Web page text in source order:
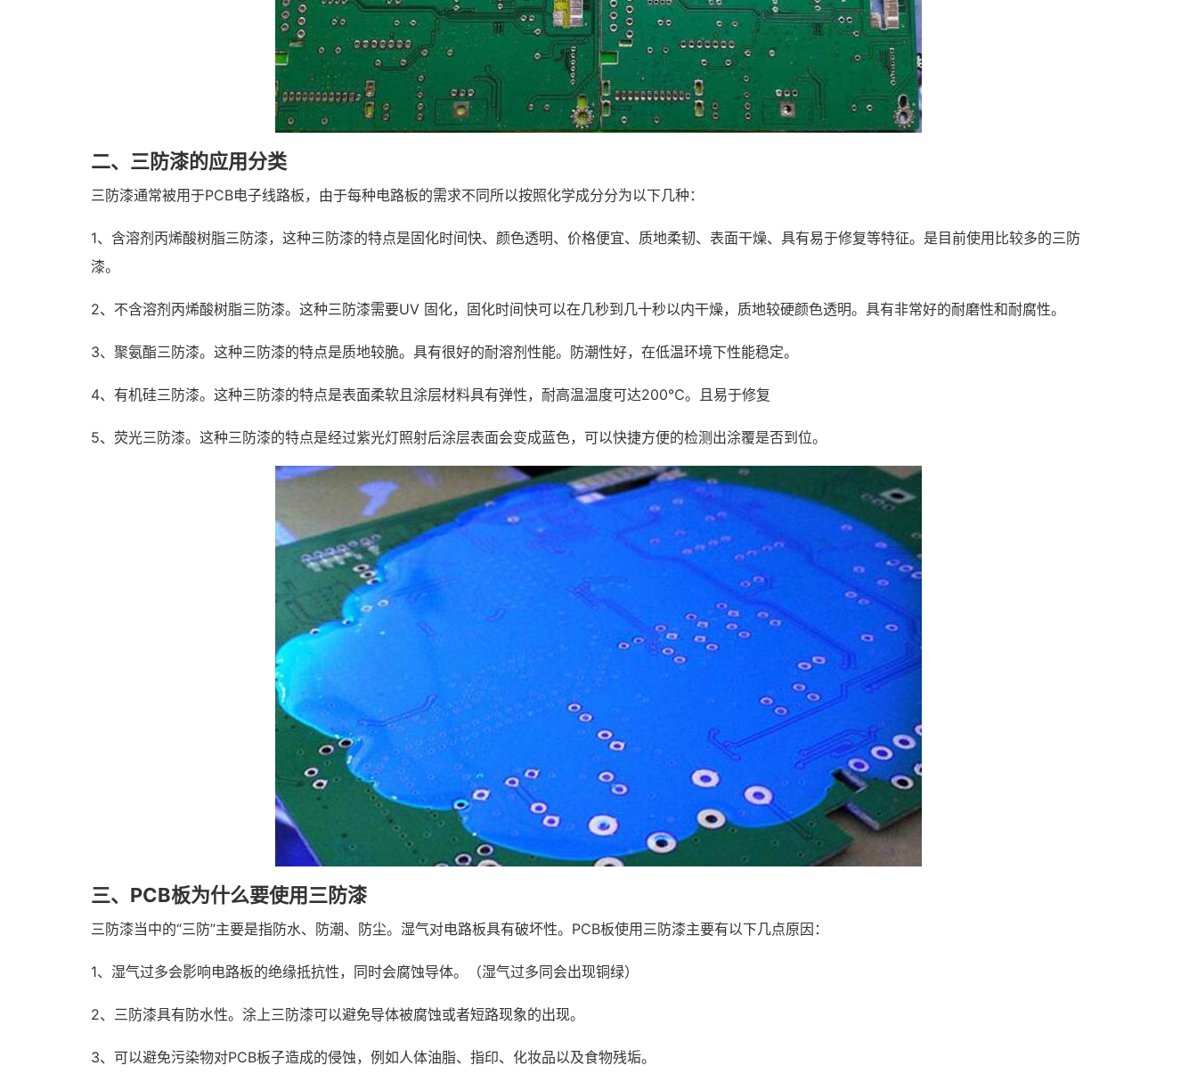
二、三防漆的应用分类
三防漆通常被用于PCB电子线路板，由于每种电路板的需求不同所以按照化学成分分为以下几种：
1、含溶剂丙烯酸树脂三防漆，这种三防漆的特点是固化时间快、颜色透明、价格便宜、质地柔韧、表面干燥、具有易于修复等特征。是目前使用比较多的三防
漆。
2、不含溶剂丙烯酸树脂三防漆。这种三防漆需要UV 固化，固化时间快可以在几秒到几十秒以内干燥，质地较硬颜色透明。具有非常好的耐磨性和耐腐性。
3、聚氨酯三防漆。这种三防漆的特点是质地较脆。具有很好的耐溶剂性能。防潮性好，在低温环境下性能稳定。
4、有机硅三防漆。这种三防漆的特点是表面柔软且涂层材料具有弹性，耐高温温度可达200℃。且易于修复
5、荧光三防漆。这种三防漆的特点是经过紫光灯照射后涂层表面会变成蓝色，可以快捷方便的检测出涂覆是否到位。
三、PCB板为什么要使用三防漆
三防漆当中的“三防”主要是指防水、防潮、防尘。湿气对电路板具有破坏性。PCB板使用三防漆主要有以下几点原因：
1、湿气过多会影响电路板的绝缘抵抗性，同时会腐蚀导体。（湿气过多同会出现铜绿）
2、三防漆具有防水性。涂上三防漆可以避免导体被腐蚀或者短路现象的出现。
3、可以避免污染物对PCB板子造成的侵蚀，例如人体油脂、指印、化妆品以及食物残垢。